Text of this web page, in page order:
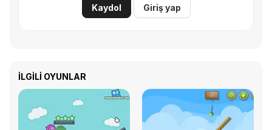
Kaydol Giriş yap
İLGILI OYUNLAR